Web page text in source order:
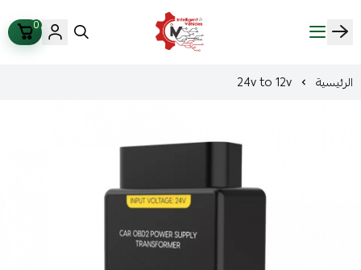
ذكاء المركبات Intelligent Vehicles
0
الرئيسية 24v to 12v